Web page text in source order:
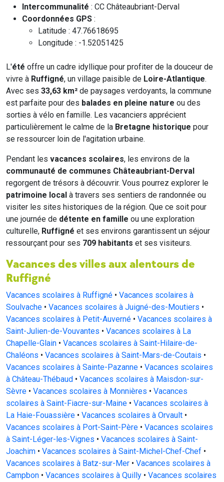
Intercommunalité : CC Châteaubriant-Derval
Coordonnées GPS :
Latitude : 47.76618695
Longitude : -1.52051425
L'été offre un cadre idyllique pour profiter de la douceur de
vivre à Ruffigné, un village paisible de Loire-Atlantique.
Avec ses 33,63 km² de paysages verdoyants, la commune
est parfaite pour des balades en pleine nature ou des
sorties à vélo en famille. Les vacanciers apprécient
particulièrement le calme de la Bretagne historique pour
se ressourcer loin de l'agitation urbaine.
Pendant les vacances scolaires, les environs de la
communauté de communes Châteaubriant-Derval
regorgent de trésors à découvrir. Vous pourrez explorer le
patrimoine local à travers ses sentiers de randonnée ou
visiter les sites historiques de la région. Que ce soit pour
une journée de détente en famille ou une exploration
culturelle, Ruffigné et ses environs garantissent un séjour
ressourçant pour ses 709 habitants et ses visiteurs.
Vacances des villes aux alentours de
Ruffigné
Vacances scolaires à Ruffigné • Vacances scolaires à
Soulvache • Vacances scolaires à Juigné-des-Moutiers •
Vacances scolaires à Petit-Auverné • Vacances scolaires à
Saint-Julien-de-Vouvantes • Vacances scolaires à La
Chapelle-Glain • Vacances scolaires à Saint-Hilaire-de-
Chaléons • Vacances scolaires à Saint-Mars-de-Coutais •
Vacances scolaires à Sainte-Pazanne • Vacances scolaires
à Château-Thébaud • Vacances scolaires à Maisdon-sur-
Sèvre • Vacances scolaires à Monnières • Vacances
scolaires à Saint-Fiacre-sur-Maine • Vacances scolaires à
La Haie-Fouassière • Vacances scolaires à Orvault •
Vacances scolaires à Port-Saint-Père • Vacances scolaires
à Saint-Léger-les-Vignes • Vacances scolaires à Saint-
Joachim • Vacances scolaires à Saint-Michel-Chef-Chef •
Vacances scolaires à Batz-sur-Mer • Vacances scolaires à
Campbon • Vacances scolaires à Quilly • Vacances scolaires